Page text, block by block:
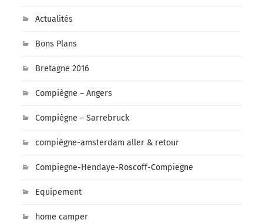
Actualités
Bons Plans
Bretagne 2016
Compiègne – Angers
Compiègne – Sarrebruck
compiègne-amsterdam aller & retour
Compiegne-Hendaye-Roscoff-Compiegne
Equipement
home camper